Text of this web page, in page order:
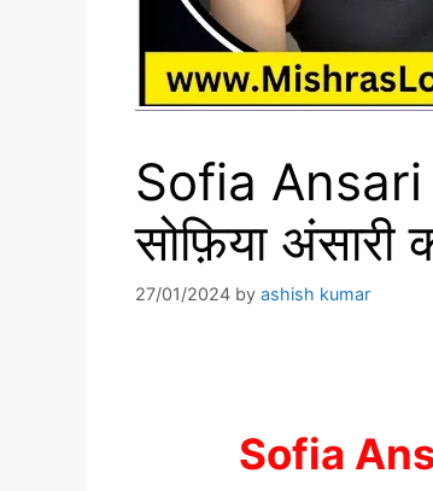
Sofia
सोफ़िया
27/01/2024 by ashish kumar
Sofia